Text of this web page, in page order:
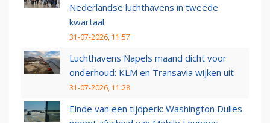
Nederlandse luchthavens in tweede
kwartaal
31-07-2026, 11:57
Luchthavens Napels maand dicht voor
onderhoud: KLM en Transavia wijken uit
31-07-2026, 11:28
Einde van een tijdperk: Washington Dulles